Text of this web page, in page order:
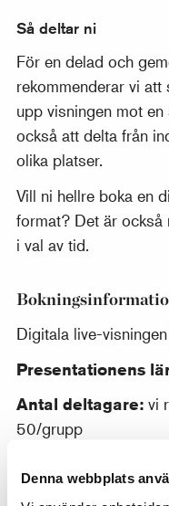
Denna webbplats
Så deltar ni
För en delad och
rekommenderar vi
upp visningen mot
också att delta från
olika platser.
Vill ni hellre boka en
format? Det är
i val av tid.
Digitala live-
Presentationens
Antal deltagare: vi
50/grupp
fredag kl 9–11